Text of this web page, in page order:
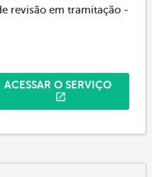
revisão em tramitação -
ACESSAR O SERVIÇO